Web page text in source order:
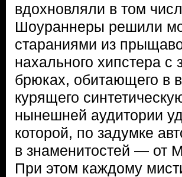
вдохновляли в том
Шоураннеры решили
стараниями из
нахального хипстера с
брюках, обитающего в
курящего
нынешней аудитории
которой, по задумке
в знаменитостей — от
При этом каждому